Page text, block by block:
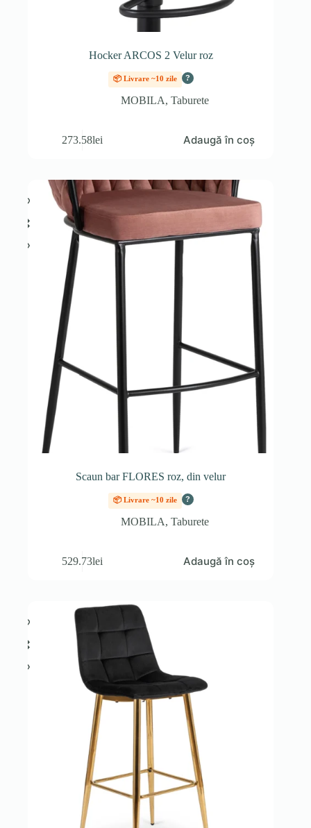
Hocker ARCOS 2 Velur roz
📦 Livrare ~10 zile ?
MOBILA, Taburete
273.58lei Adaugă în coș
Scaun bar FLORES roz, din velur
📦 Livrare ~10 zile ?
MOBILA, Taburete
529.73lei Adaugă în coș